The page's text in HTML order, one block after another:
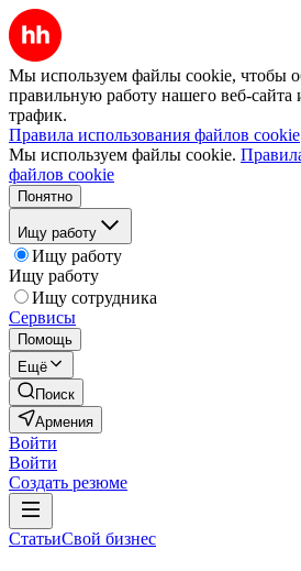
Мы используем файлы cookie, чтобы
правильную работу нашего веб-сайта
трафик.
Правила использования файлов cookie
Мы используем файлы cookie.
файлов cookie
Понятно
Ищу работу
Ищу работу
Ищу работу
Ищу сотрудника
Сервисы
Помощь
Ещё
Поиск
Армения
Войти
Войти
Создать резюме
СтатьиСвой бизнес